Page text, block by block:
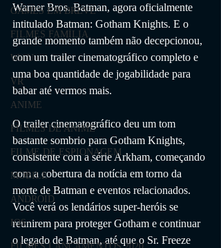
GAMES EM BREVE
FILMES FAMÍLIA
Wii U
VR
ANIME
FILMES DE ANIME
FILME DE ESPIONAGEM
MOBILE
ANDROID
IOS
Warner Bros. Batman, agora oficialmente
intitulado Batman: Gotham Knights. E o
grande momento também não decepcionou,
com um trailer cinematográfico completo e
uma boa quantidade de jogabilidade para
babar até vermos mais.
O trailer cinematográfico deu um tom
bastante sombrio para Gotham Knights,
consistente com a série Arkham, começando
com a cobertura da notícia em torno da
morte de Batman e eventos relacionados.
Você verá os lendários super-heróis se
reunirem para proteger Gotham e continuar
o legado de Batman, até que o Sr. Freeze